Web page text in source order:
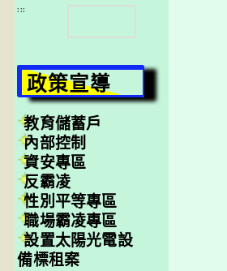
:::
搜
尋
政策宣導
教育儲蓄戶
內部控制
資安專區
反霸凌
性別平等專區
職場霸凌專區
設置太陽光電設
備標租案